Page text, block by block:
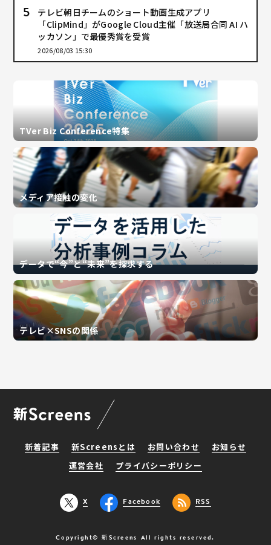
テレビ朝日チームのショート動画生成アプリ
「ClipMind」がGoogle Cloud主催「放送局合同 AI ハ
ッカソン」で最優秀賞を受賞
2026/08/03 15:30
TVer Biz Conference特集
メディア接触の変化
データで“今”と“未来”を探求する
テレビ×SNSの関係
新着記事 新Screensとは お問い合わせ
お知らせ
運営会社
プライバシーポリシー
X Facebook RSS
Copyright© 新Screens All rights reserved.